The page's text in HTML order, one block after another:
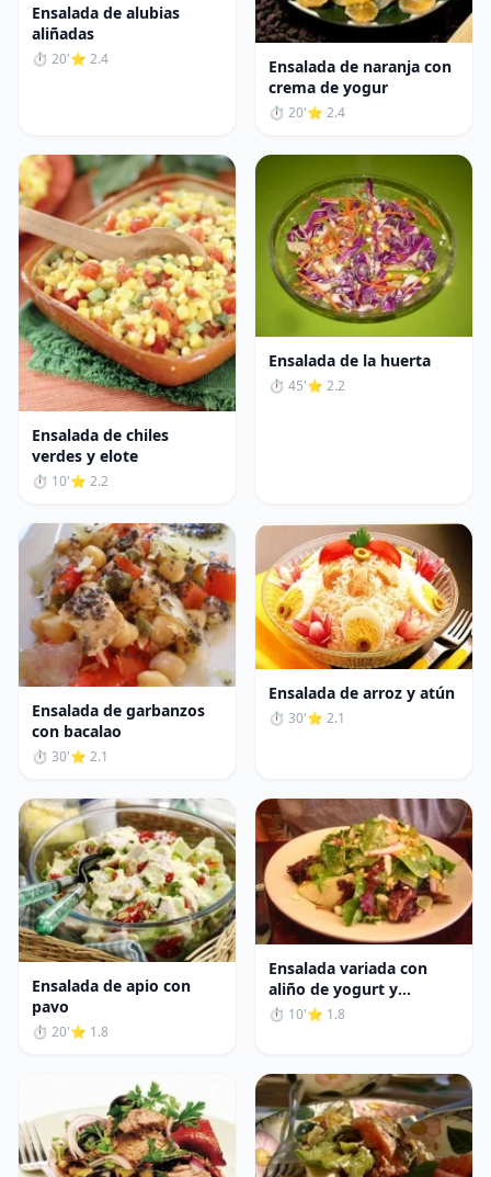
Ensalada de alubias
aliñadas
⏱ 20'⭐ 2.4
Ensalada de naranja con
crema de yogur
⏱ 20'⭐ 2.4
Ensalada de chiles
verdes y elote
⏱ 10'⭐ 2.2
Ensalada de la huerta
⏱ 45'⭐ 2.2
Ensalada de garbanzos
con bacalao
⏱ 30'⭐ 2.1
Ensalada de arroz y atún
⏱ 30'⭐ 2.1
Ensalada de apio con
pavo
⏱ 20'⭐ 1.8
Ensalada variada con
aliño de yogurt y
pimentón
⏱ 10'⭐ 1.8